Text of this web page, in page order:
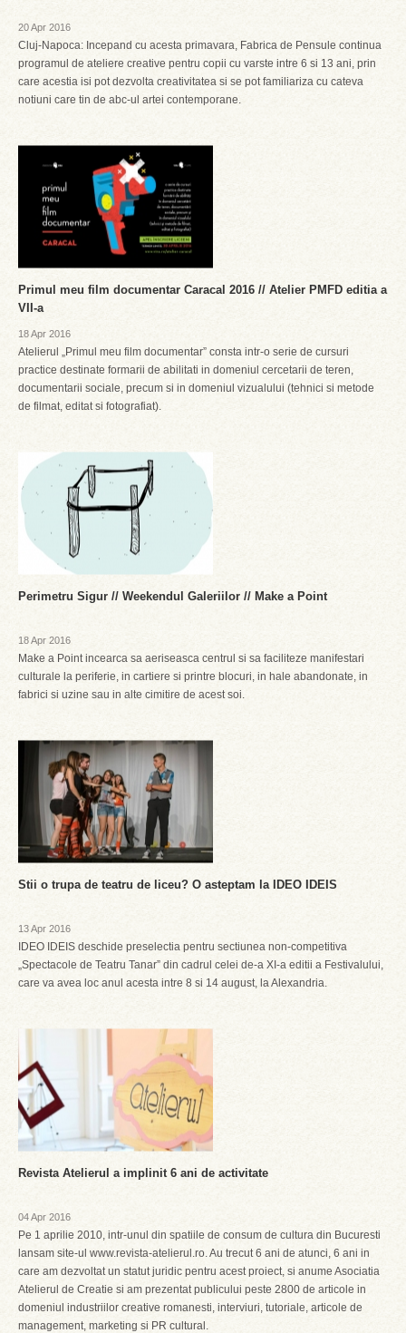
20 Apr 2016
Cluj-Napoca: Incepand cu acesta primavara, Fabrica de Pensule continua
programul de ateliere creative pentru copii cu varste intre 6 si 13 ani, prin
care acestia isi pot dezvolta creativitatea si se pot familiariza cu cateva
notiuni care tin de abc-ul artei contemporane.
Primul meu film documentar Caracal 2016 // Atelier PMFD editia a
VII-a
18 Apr 2016
Atelierul „Primul meu film documentar” consta intr-o serie de cursuri
practice destinate formarii de abilitati in domeniul cercetarii de teren,
documentarii sociale, precum si in domeniul vizualului (tehnici si metode
de filmat, editat si fotografiat).
Perimetru Sigur // Weekendul Galeriilor // Make a Point
18 Apr 2016
Make a Point incearca sa aeriseasca centrul si sa faciliteze manifestari
culturale la periferie, in cartiere si printre blocuri, in hale abandonate, in
fabrici si uzine sau in alte cimitire de acest soi.
Stii o trupa de teatru de liceu? O asteptam la IDEO IDEIS
13 Apr 2016
IDEO IDEIS deschide preselectia pentru sectiunea non-competitiva
„Spectacole de Teatru Tanar” din cadrul celei de-a XI-a editii a Festivalului,
care va avea loc anul acesta intre 8 si 14 august, la Alexandria.
Revista Atelierul a implinit 6 ani de activitate
04 Apr 2016
Pe 1 aprilie 2010, intr-unul din spatiile de consum de cultura din Bucuresti
lansam site-ul www.revista-atelierul.ro. Au trecut 6 ani de atunci, 6 ani in
care am dezvoltat un statut juridic pentru acest proiect, si anume Asociatia
Atelierul de Creatie si am prezentat publicului peste 2800 de articole in
domeniul industriilor creative romanesti, interviuri, tutoriale, articole de
management, marketing si PR cultural.